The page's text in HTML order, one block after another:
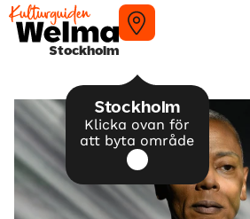
Stockholm
Stockholm
Klicka ovan för
att byta område